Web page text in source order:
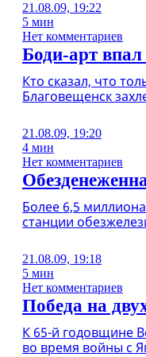
21.08.09, 19:22
5 мин
Нет комментариев
Боди-арт впал
Кто сказал, что
Благовещенск
21.08.09, 19:20
4 мин
Нет комментариев
Более 6,5
станции
21.08.09, 19:18
5 мин
Нет комментариев
Победа на
К 65-й годовщине
во время войны с